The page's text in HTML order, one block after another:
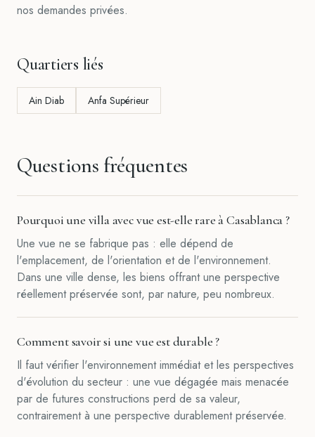
nos demandes privées.
Quartiers liés
Ain Diab Anfa Supérieur
Questions fréquentes
Pourquoi une villa avec vue est-elle rare à Casablanca ?
Une vue ne se fabrique pas : elle dépend de
l'emplacement, de l'orientation et de l'environnement.
Dans une ville dense, les biens offrant une perspective
réellement préservée sont, par nature, peu nombreux.
Comment savoir si une vue est durable ?
Il faut vérifier l'environnement immédiat et les perspectives
d'évolution du secteur : une vue dégagée mais menacée
par de futures constructions perd de sa valeur,
contrairement à une perspective durablement préservée.